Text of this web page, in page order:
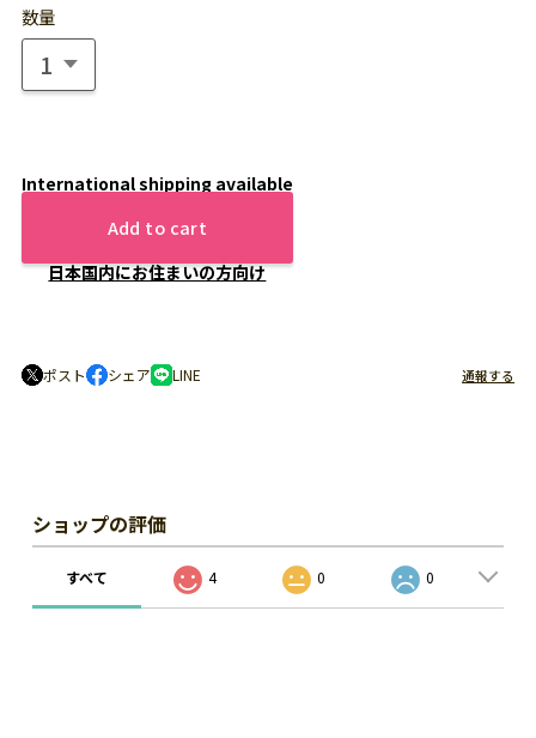
数量
International shipping available
Add to cart
日本国内にお住まいの方向け
ポスト シェア LINE 通報する
ショップの評価
すべて 4 0 0